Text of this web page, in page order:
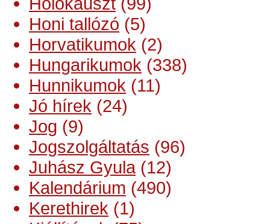
Honi tallózó (5)
Horvatikumok (2)
Hungarikumok (338)
Hunnikumok (11)
Jó hírek (24)
Jog (9)
Jogszolgáltatás (96)
Juhász Gyula (12)
Kalendárium (490)
Kerethirek (1)